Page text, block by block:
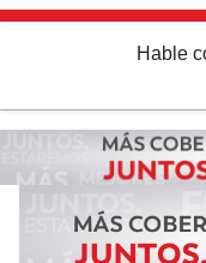
Hable